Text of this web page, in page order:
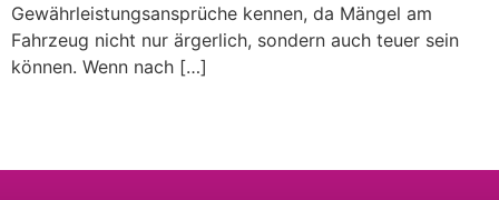
Gewährleistungsansprüche kennen, da Mängel am
Fahrzeug nicht nur ärgerlich, sondern auch teuer sein
können. Wenn nach […]